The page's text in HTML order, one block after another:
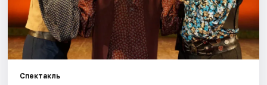
События
Спектакль